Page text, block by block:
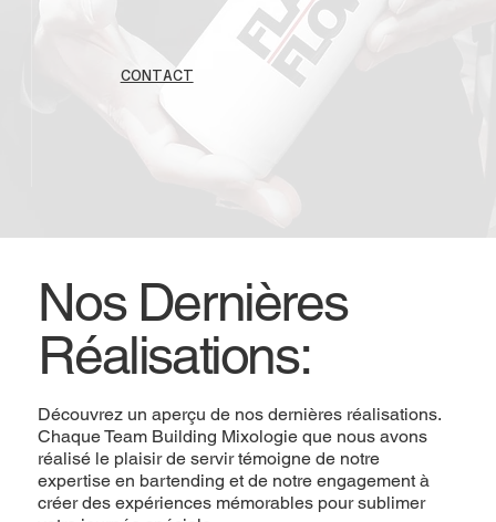
CONTACT
Nos Dernières
Réalisations:
Découvrez un aperçu de nos dernières réalisations.
Chaque Team Building Mixologie que nous avons
réalisé le plaisir de servir témoigne de notre
expertise en bartending et de notre engagement à
créer des expériences mémorables pour sublimer